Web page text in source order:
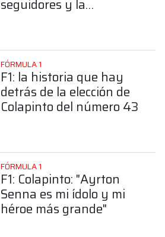
seguidores y la
FÓRMULA 1
F1: la historia que hay
detrás de la elección de
Colapinto del número 43
FÓRMULA 1
F1: Colapinto: "Ayrton
Senna es mi ídolo y mi
héroe más grande"